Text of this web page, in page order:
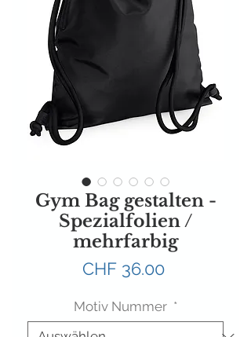
Gym Bag gestalten -
Spezialfolien /
mehrfarbig
CHF 36.00Preis
Motiv Nummer *